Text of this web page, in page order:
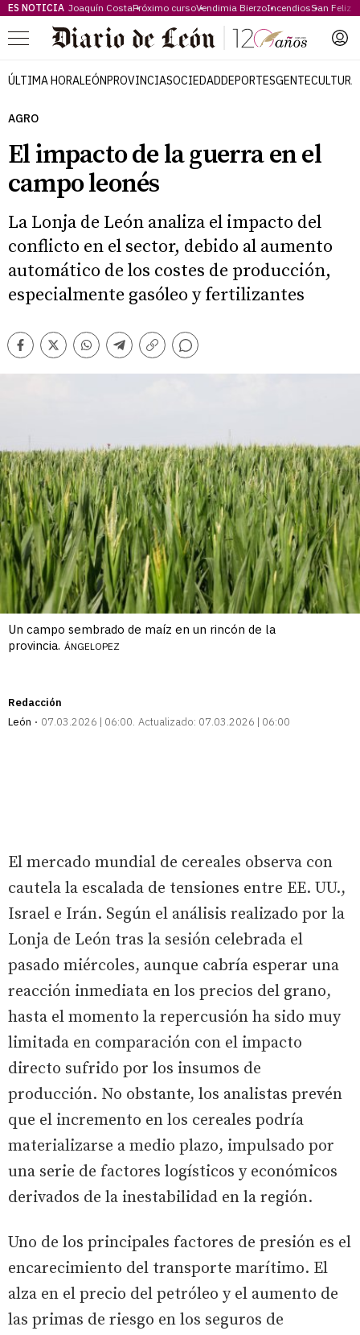
ES NOTICIA Joaquín CostaPróximo cursoVendimia BierzoIncendiosSan Feliz
Menú
ÚLTIMA HORALEÓNPROVINCIASOCIEDADDEPORTESGENTECULTURA
AGRO
El impacto de la guerra en el
campo leonés
La Lonja de León analiza el impacto del
conflicto en el sector, debido al aumento
automático de los costes de producción,
especialmente gasóleo y fertilizantes
Facebook
TwitterWhatsappTelegram
Copiar
Comentarios
Un campo sembrado de maíz en un rincón de la
provincia. ÁNGELOPEZ
Redacción
León
07.03.2026 | 06:00 Actualizado: 07.03.2026 | 06:00
El mercado mundial de cereales observa con
cautela la escalada de tensiones entre EE. UU.,
Israel e Irán. Según el análisis realizado por la
Lonja de León tras la sesión celebrada el
pasado miércoles, aunque cabría esperar una
reacción inmediata en los precios del grano,
hasta el momento la repercusión ha sido muy
limitada en comparación con el impacto
directo sufrido por los insumos de
producción. No obstante, los analistas prevén
que el incremento en los cereales podría
materializarse a medio plazo, impulsado por
una serie de factores logísticos y económicos
derivados de la inestabilidad en la región.
Uno de los principales factores de presión es el
encarecimiento del transporte marítimo. El
alza en el precio del petróleo y el aumento de
las primas de riesgo en los seguros de